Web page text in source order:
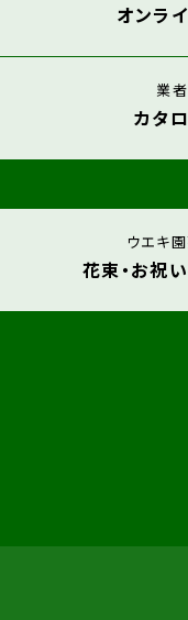
オンラ
業
カタ
ウエキ
花束・お祝